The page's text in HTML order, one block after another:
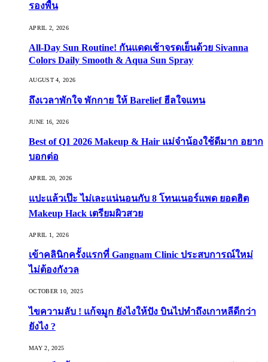
รองพื้น
APRIL 2, 2026
All-Day Sun Routine! กันแดดเช้าจรดเย็นด้วย Sivanna
Colors Daily Smooth & Aqua Sun Spray
AUGUST 4, 2026
ถึงเวลาพักใจ พักกาย ให้ Barelief ฮีลใจแทน
JUNE 16, 2026
Best of Q1 2026 Makeup & Hair แม่จ๋าน้องใช้ดีมาก อยาก
บอกต่อ
APRIL 20, 2026
แปะแล้วเป๊ะ ไม่เละแน่นอนกับ 8 โทนเนอร์แพด ยอดฮิต
Makeup Hack เตรียมผิวสวย
APRIL 1, 2026
เข้าคลินิกครั้งแรกที่ Gangnam Clinic ประสบการณ์ใหม่
ไม่ต้องกังวล
OCTOBER 10, 2025
ไขความลับ ! แก้จมูก ยังไงให้ปัง บินไปทำถึงเกาหลีดีกว่า
ยังไง ?
MAY 2, 2025